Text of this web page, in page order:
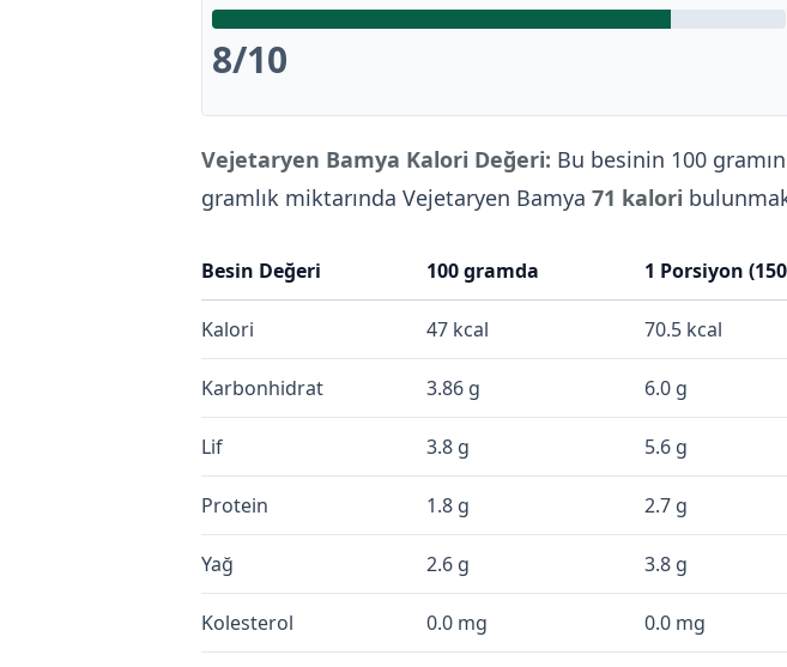
8/10
Vejetaryen Bamya Kalori Değeri: Bu besinin 100
gramlık miktarında Vejetaryen Bamya 71 kalori
Besin Değeri 100 gramda 1 Porsiyon
Kalori 47 kcal 70.5 kcal
Karbonhidrat 3.86 g 6.0 g
Lif 3.8 g 5.6 g
Protein 1.8 g 2.7 g
Yağ 2.6 g 3.8 g
Kolesterol 0.0 mg 0.0 mg